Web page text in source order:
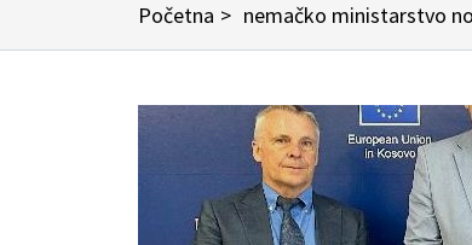
Početna > nemačko ministarstvo